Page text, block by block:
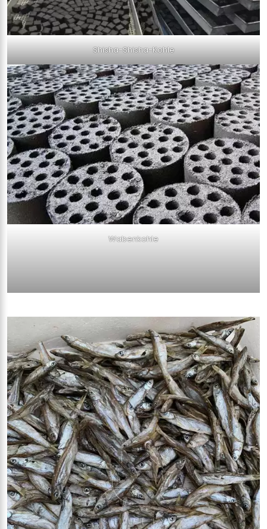
Shisha-Shisha-Kohle
Wabenkohle